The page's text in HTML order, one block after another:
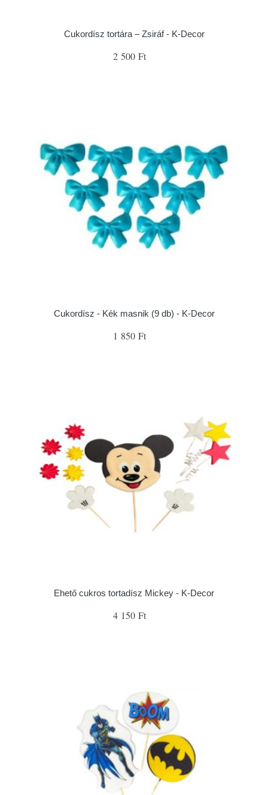
Cukordísz tortára – Zsiráf - K-Decor
2 500 Ft
Cukordísz - Kék masnik (9 db) - K-Decor
1 850 Ft
Ehető cukros tortadísz Mickey - K-Decor
4 150 Ft